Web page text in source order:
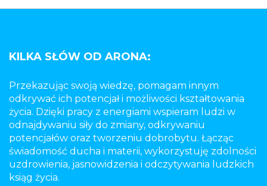
KILKA SŁÓW OD ARONA:
Przekazując swoją wiedzę, pomagam innym
odkrywać ich potencjał i możliwości kształtowania
życia. Dzięki pracy z energiami wspieram ludzi w
odnajdywaniu siły do zmiany, odkrywaniu
potencjałów oraz tworzeniu dobrobytu. Łącząc
świadomość ducha i materii, wykorzystuję zdolności
uzdrowienia, jasnowidzenia i odczytywania ludzkich
ksiąg życia.